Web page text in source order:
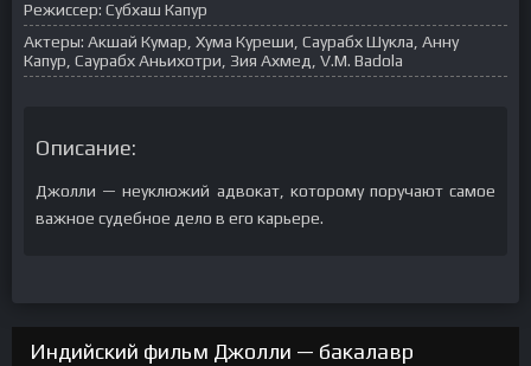
Режиссер: Субхаш Капур
Актеры: Акшай Кумар, Хума Куреши, Саурабх Шукла, Анну
Капур, Саурабх Аньихотри, Зия Ахмед, V.M. Badola
Описание:
Джолли — неуклюжий адвокат, которому поручают самое
важное судебное дело в его карьере.
Индийский фильм Джолли — бакалавр